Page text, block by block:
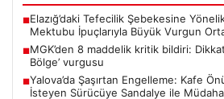
■Elazığ’daki Tefecilik Şebekesine
Mektubu İpuçlarıyla Büyük Vurgun
■MGK’den 8 maddelik kritik bildiri:
Bölge’ vurgusu
■Yalova’da Şaşırtan Engelleme: Kafe
İsteyen Sürücüye Sandalye ile